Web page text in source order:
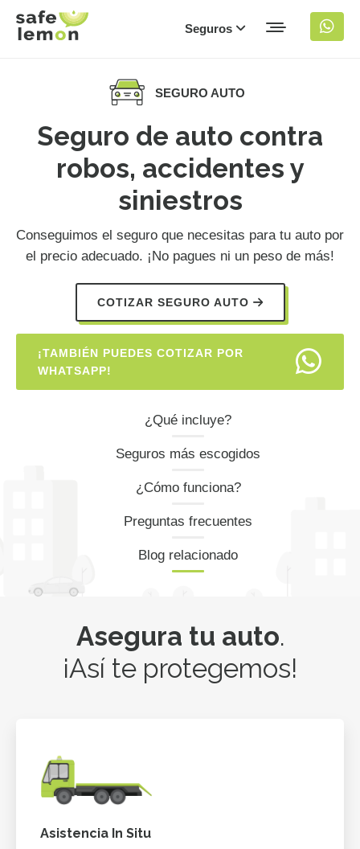
Seguros
SEGURO AUTO
Seguro de auto contra
robos, accidentes y
siniestros
Conseguimos el seguro que necesitas para tu auto por
el precio adecuado. ¡No pagues ni un peso de más!
COTIZAR SEGURO AUTO
¡TAMBIÉN PUEDES COTIZAR POR
WHATSAPP!
¿Qué incluye?
Seguros más escogidos
¿Cómo funciona?
Preguntas frecuentes
Blog relacionado
Asegura tu auto.
¡Así te protegemos!
Asistencia In Situ